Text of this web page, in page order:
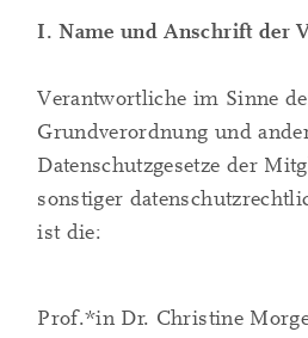
I. Name und Anschrift der
Verantwortliche im Sinne
Grundverordnung und
Datenschutzgesetze der
sonstiger
ist die:
Prof.*in Dr. Christine